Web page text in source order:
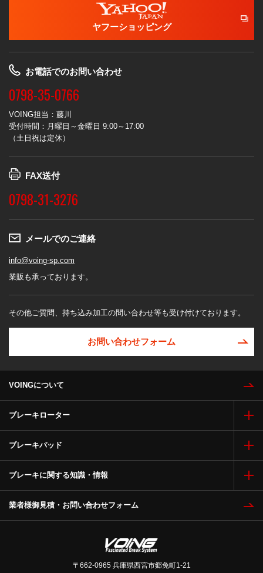
ヤフーショッピング
お電話でのお問い合わせ
0798-35-0766
VOING担当：藤川
受付時間：月曜日～金曜日 9:00～17:00
（土日祝は定休）
FAX送付
0798-31-3276
メールでのご連絡
info@voing-sp.com
業販も承っております。
その他ご質問、持ち込み加工の問い合わせ等も受け付けております。
お問い合わせフォーム
VOINGについて
ブレーキローター
ブレーキパッド
ブレーキに関する知識・情報
業者様御見積・お問い合わせフォーム
〒662-0965 兵庫県西宮市郷免町1-21